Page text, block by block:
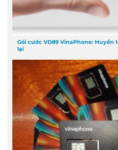
Gói cước VD89 VinaPhone: Huyền
lại